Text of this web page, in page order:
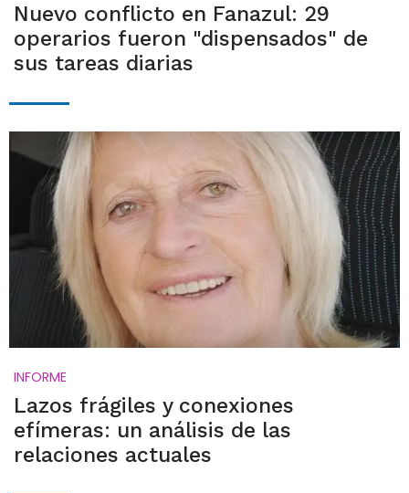
Nuevo conflicto en Fanazul: 29
operarios fueron "dispensados" de
sus tareas diarias
INFORME
Lazos frágiles y conexiones
efímeras: un análisis de las
relaciones actuales